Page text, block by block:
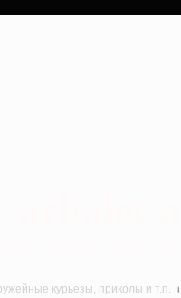
курьезы, приколы и т.п.